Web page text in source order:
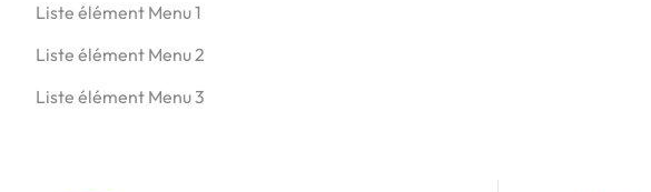
Liste élément Menu 1
Liste élément Menu 2
Liste élément Menu 3